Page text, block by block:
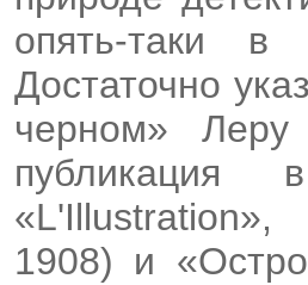
опять-таки в
Достаточно
черном»
публикация
1908) и